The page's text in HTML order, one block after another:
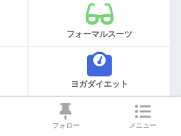
フォーマルスーツ
ヨガダイエット
フォロー メニュー